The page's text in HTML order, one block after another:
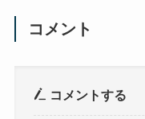
コメント
コメントする